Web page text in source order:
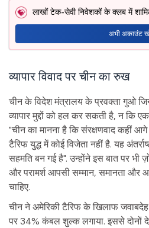
लाखों टेक-सेवी निवेशकों के क्लब में
अभी अकाउंट
व्यापार विवाद पर चीन का रुख
चीन के विदेश मंत्रालय के प्रवक्ता गुओ
व्यापार मुद्दों को हल कर सकती है, न कि
"चीन का मानना है कि संरक्षणवाद कहीं आगे
टैरिफ युद्ध में कोई विजेता नहीं है. यह
सहमति बन गई है". उन्होंने इस बात पर भी
और परामर्श आपसी सम्मान, समानता और
चाहिए.
चीन ने अमेरिकी टैरिफ के खिलाफ
पर 34% कंबल शुल्क लगाया. इससे दोनों